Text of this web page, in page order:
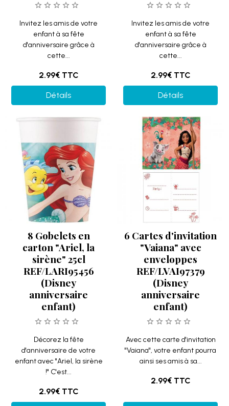
Invitez les amis de votre
enfant à sa fête
d'anniversaire grâce à
cette...
2.99€ TTC
Détails
Invitez les amis de votre
enfant à sa fête
d'anniversaire grâce à
cette...
2.99€ TTC
Détails
8 Gobelets en
carton "Ariel, la
sirène" 25cl
REF/LARI95456
(Disney
anniversaire
enfant)
Décorez la fête
d'anniversaire de votre
enfant avec "Ariel, la sirène
!" C'est...
2.99€ TTC
6 Cartes d'invitation
"Vaiana" avec
enveloppes
REF/LVAI97379
(Disney
anniversaire
enfant)
Avec cette carte d'invitation
"Vaiana", votre enfant pourra
ainsi ses amis à sa...
2.99€ TTC